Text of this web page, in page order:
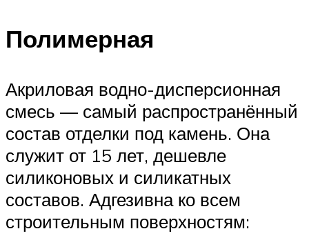
Полимерная
Акриловая водно-дисперсионная
смесь — самый распространённый
состав отделки под камень. Она
служит от 15 лет, дешевле
силиконовых и силикатных
составов. Адгезивна ко всем
строительным поверхностям: